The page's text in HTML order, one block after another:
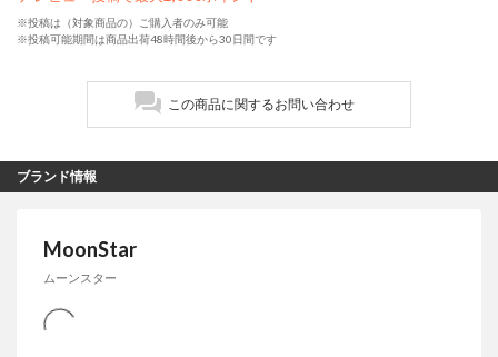
※投稿は（対象商品の）ご購入者のみ可能
※投稿可能期間は商品出荷48時間後から30日間です
この商品に関するお問い合わせ
ブランド情報
MoonStar
ムーンスター